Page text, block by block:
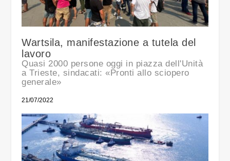
Wartsila, manifestazione a tutela del
lavoro
Quasi 2000 persone oggi in piazza dell'Unità
a Trieste, sindacati: «Pronti allo sciopero
generale»
21/07/2022